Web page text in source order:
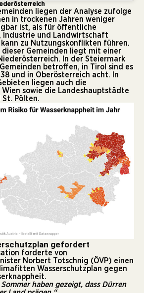
liegen der Analyse zufolge
in trockenen Jahren weniger
ist, als für öffentliche
Industrie und Landwirtschaft
zu Nutzungskonflikten führen.
dieser Gemeinden liegt mit einer
In der Steiermark
betroffen, in Tirol sind es
und in Oberösterreich acht. In
liegen auch die
sowie die Landeshauptstädte
St. Pölten.
gefordert
forderte von
Norbert Totschnig (ÖVP) einen
Wasserschutzplan gegen
haben gezeigt, dass Dürren